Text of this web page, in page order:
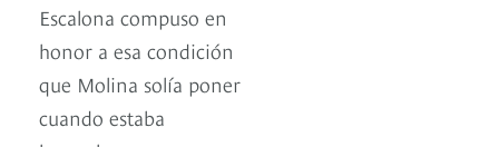
Escalona compuso en
honor a esa condición
que Molina solía poner
cuando estaba